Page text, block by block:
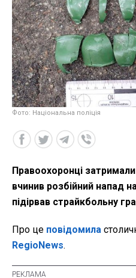
Фото: Національна поліція
Правоохоронці
вчинив розбійний напад
підірвав страйкбольну
Про це повідомила
RegioNews.